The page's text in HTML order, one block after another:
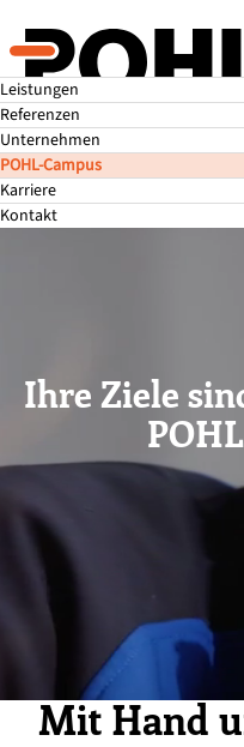
Leistungen
Referenzen
Unternehmen
POHL-Campus
Karriere
Kontakt
Ihre Ziele
Mit Hand